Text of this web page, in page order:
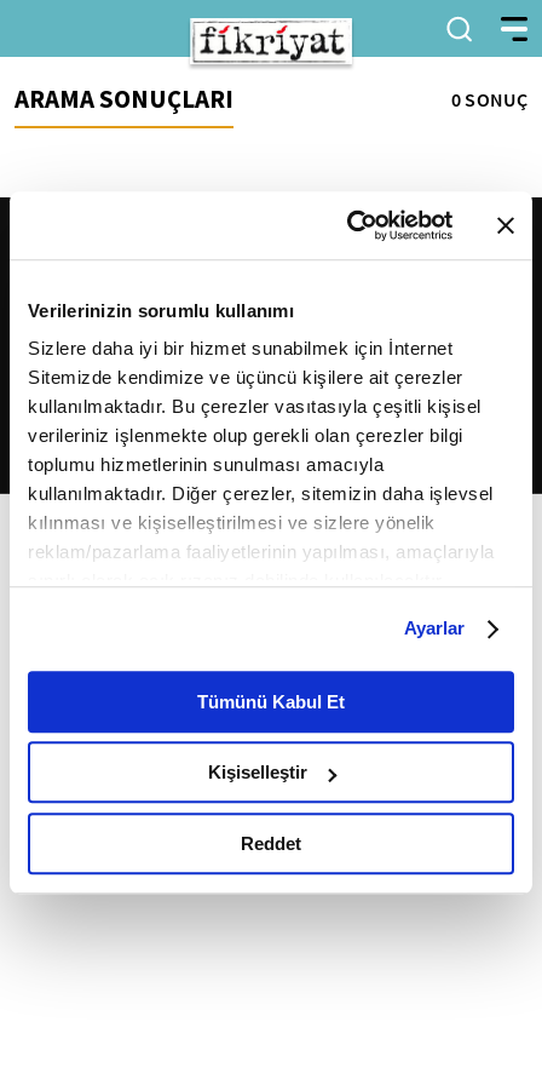
Verilerinizin sorumlu kullanımı
Sizlere daha iyi bir hizmet sunabilmek için İnternet
Sitemizde kendimize ve üçüncü kişilere ait çerezler
kullanılmaktadır. Bu çerezler vasıtasıyla çeşitli kişisel
verileriniz işlenmekte olup gerekli olan çerezler bilgi
toplumu hizmetlerinin sunulması amacıyla
kullanılmaktadır. Diğer çerezler, sitemizin daha işlevsel
kılınması ve kişiselleştirilmesi ve sizlere yönelik
reklam/pazarlama faaliyetlerinin yapılması, amaçlarıyla
belirleyebilirsiniz. Çerezlere ilişkin detaylı bilgi için
Ayarlar butonuna tıklayabilir,Çerez Bilgilendirme
Metnimizi ziyaret edebilirsiniz.
6698 sayılı Kişisel Verilerin Korunması Kanunu uyarınca
okumak ve sitemizi ziyaretiniz kapsamında
gerçekleştirilen veri işleme faaliyetleri ile ilgili daha
detaylı bilgi almak için lütfentıklayınız.
Ayarlar
Tümünü Kabul Et
Kişiselleştir
Reddet
ARAMA SONUÇLARI 0 SONUÇ
2026Fikriyat. Tüm hakları saklıdır.